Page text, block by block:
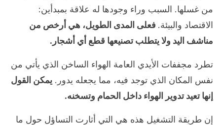
من غسلها. السبب وراء وجودها له علاقة بمبدأين:
الاقتصاد والبيئة. فعلى المدى الطويل، هي أرخص من
مناشف اليد ولا يتطلب تصنيعها قطع أي أشجار.
تطرد مجففات الأيدي العامة الهواء الساخن الذي يأتي من
نفس المكان الذي توجد فيه، مما يجعله يدور. يمكن القول
إنها تعيد تدوير الهواء داخل الحمام وتسخنه.
إن طريقة التشغيل هذه هي التي أثارت التساؤل حول ما